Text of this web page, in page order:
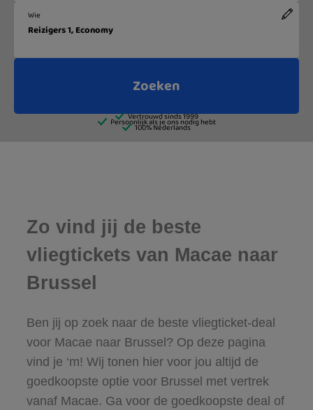
Zo vind jij de beste
vliegtickets van Macae naar
Brussel
Ben jij op zoek naar de beste vliegticket-deal
voor Macae naar Brussel? Op deze pagina
vind je ‘m! Wij tonen hier voor jou altijd de
goedkoopste optie voor Brussel met vertrek
vanaf Macae. Ga voor de goedkoopste deal of